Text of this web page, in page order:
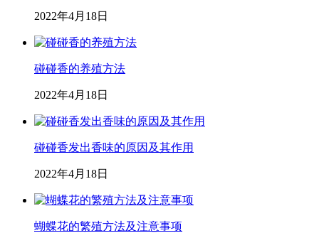
2022年4月18日
碰碰香的养殖方法
2022年4月18日
碰碰香发出香味的原因及其作用
2022年4月18日
蝴蝶花的繁殖方法及注意事项